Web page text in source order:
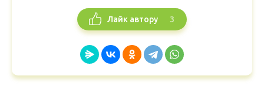
Лайк автору 3